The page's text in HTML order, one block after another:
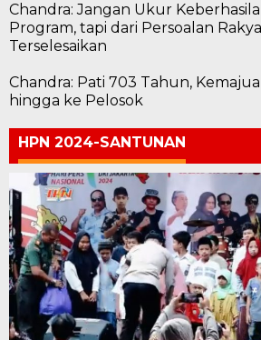
Chandra: Jangan Ukur
Program, tapi dari Persoalan
Terselesaikan
Chandra: Pati 703 Tahun,
hingga ke Pelosok
HPN 2024-SANTUNAN